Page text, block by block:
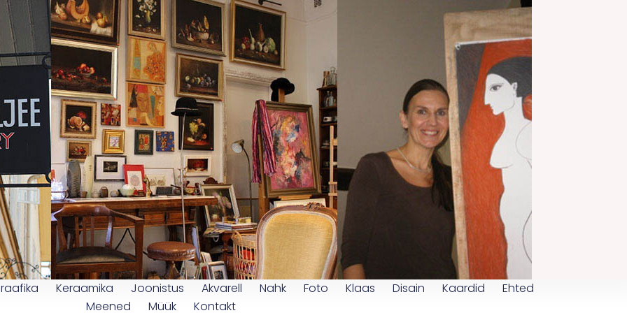
Keraamika Joonistus Akvarell Nahk Foto Klaas Disain Kaardid
Ehted
Meened
Müük Kontakt